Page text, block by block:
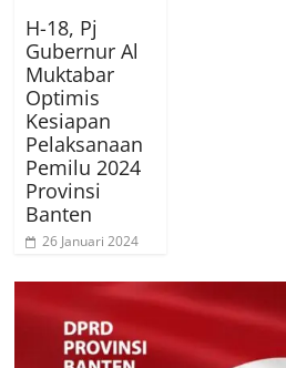
H-18, Pj
Gubernur Al
Muktabar
Optimis
Kesiapan
Pelaksanaan
Pemilu 2024
Provinsi
Banten
26 Januari 2024